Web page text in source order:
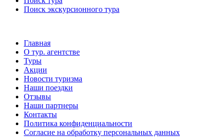
Поиск экскурсионного тура
Главная
О тур. агентстве
Туры
Акции
Новости туризма
Наши поездки
Отзывы
Наши партнеры
Контакты
Политика конфиденциальности
Согласие на обработку персональных данных